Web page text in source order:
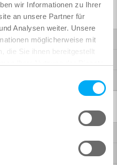
wir Informationen zu Ihrer
an unsere Partner für
Analysen weiter. Unsere
möglicherweise mit
die Sie ihnen bereitgestellt